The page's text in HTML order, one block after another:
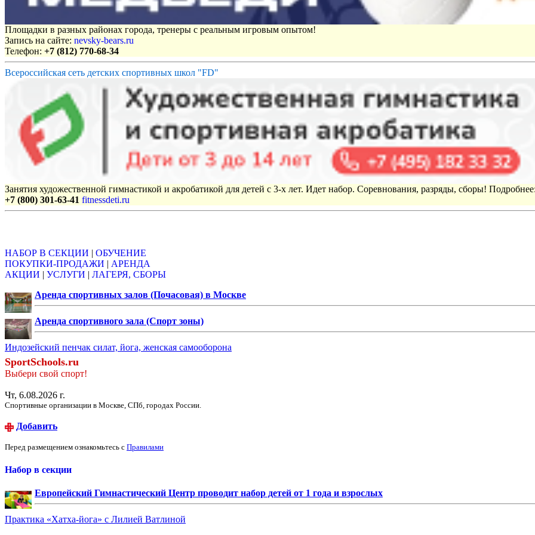
Площадки в разных районах города, тренеры с реальным игровым опытом!
Запись на сайте: nevsky-bears.ru
Телефон: +7 (812) 770-68-34
Всероссийская сеть детских спортивных школ "FD"
Занятия художественной гимнастикой и акробатикой для детей с 3-х лет. Идет набор. Соревнования, разряды, сборы!
+7 (800) 301-63-41 fitnessdeti.ru
НАБОР В СЕКЦИИ | ОБУЧЕНИЕ
ПОКУПКИ-ПРОДАЖИ | АРЕНДА
АКЦИИ | УСЛУГИ | ЛАГЕРЯ, СБОРЫ
Аренда спортивных залов (Почасовая) в Москве
Аренда спортивного зала (Спорт зоны)
Индозейский пенчак силат, йога, женская самооборона
SportSchools.ru
Выбери свой спорт!
Чт, 6.08.2026 г.
Спортивные организации в Москве, СПб, городах России.
Добавить
Перед размещением ознакомьтесь с Правилами
Набор в секции
Европейский Гимнастический Центр проводит набор детей от 1 года и взрослых
Практика «Хатха-йога» с Лилией Ватлиной